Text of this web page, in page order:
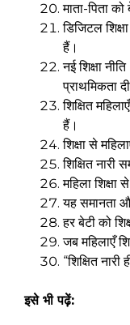
माता-पिता
डिजिटल
हैं।
नई शिक्षा
प्राथमिकता
शिक्षित
हैं।
शिक्षा से
शिक्षित नारी
महिला शिक्षा
यह समानता
हर बेटी को
जब महिलाएँ
“शिक्षित
इसे भी पढ़ें: